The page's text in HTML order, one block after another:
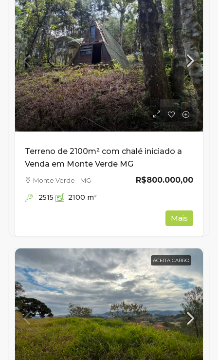
Terreno de 2100m² com chalé iniciado a
Venda em Monte Verde MG
R$800.000,00
Monte Verde - MG
2515 2100 m²
Mais
ACEITA CARRO